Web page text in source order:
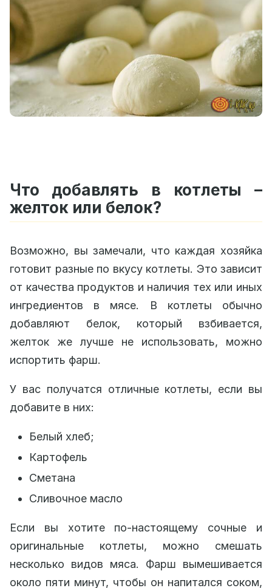
Что добавлять в котлеты –
желток или белок?
Возможно, вы замечали, что каждая хозяйка
готовит разные по вкусу котлеты. Это зависит
от качества продуктов и наличия тех или иных
ингредиентов в мясе. В котлеты обычно
добавляют белок, который взбивается,
желток же лучше не использовать, можно
испортить фарш.
У вас получатся отличные котлеты, если вы
добавите в них:
Белый хлеб;
Картофель
Сметана
Сливочное масло
Если вы хотите по-настоящему сочные и
оригинальные котлеты, можно смешать
несколько видов мяса. Фарш вымешивается
около пяти минут, чтобы он напитался соком,